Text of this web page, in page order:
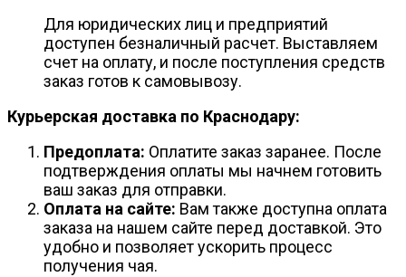
Для юридических лиц и предприятий
доступен безналичный расчет. Выставляем
счет на оплату, и после поступления средств
заказ готов к самовывозу.
Курьерская доставка по Краснодару:
Предоплата: Оплатите заказ заранее. После
подтверждения оплаты мы начнем готовить
ваш заказ для отправки.
Оплата на сайте: Вам также доступна оплата
заказа на нашем сайте перед доставкой. Это
удобно и позволяет ускорить процесс
получения чая.